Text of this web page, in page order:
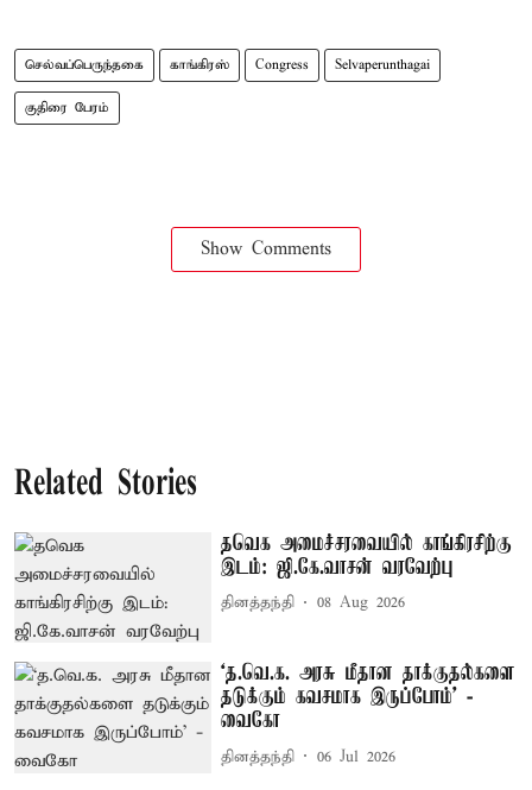
செல்வப்பெருந்தகை காங்கிரஸ் Congress Selvaperunthagai
குதிரை பேரம்
Show Comments
Related Stories
தவெக அமைச்சரவையில் காங்கிரசிற்கு
இடம்: ஜி.கே.வாசன் வரவேற்பு
தினத்தந்தி 08 Aug 2026
‘த.வெ.க. அரசு மீதான தாக்குதல்களை
தடுக்கும் கவசமாக இருப்போம்’ -
வைகோ
தினத்தந்தி 06 Jul 2026